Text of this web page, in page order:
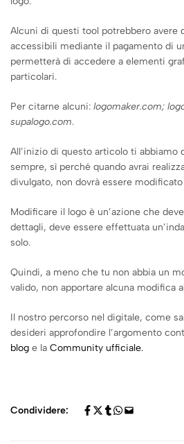
Alcuni di questi tool potrebbero avere
accessibili mediante il pagamento di
permetterà di accedere a elementi
particolari.
Per citarne alcuni: logomaker.com;
supalogo.com.
All’inizio di questo articolo ti abbiamo
sempre, sì perché quando avrai
divulgato, non dovrà essere
Modificare il logo è un’azione che
dettagli, deve essere effettuata
solo.
Quindi, a meno che tu non abbia un
valido, non apportare alcuna modifica
Il nostro percorso nel digitale, come
desideri approfondire l’argomento
blog e la Community ufficiale.
Condividere: